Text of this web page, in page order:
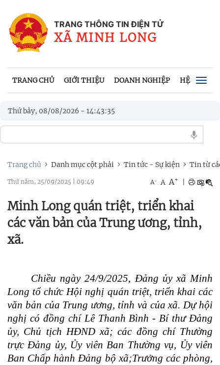
TRANG THÔNG TIN ĐIỆN TỬ
XÃ MINH LONG
TRANG CHỦ GIỚI THIỆU DOANH NGHIỆP HỆ THỐNG
Thứ bảy, 08/08/2026 - 14:43:37
Trang chủ Danh mục cột phải Tin tức - Sự kiện Tin từ
Thứ năm, 25/09/2025 09:49 A- A A+
Minh Long quán triệt, triển khai
các văn bản của Trung ương, tỉnh,
xã.
Chiều ngày 24/9/2025, Đảng ủy xã Minh
Long tổ chức Hội nghị quán triệt, triển khai các
văn bản của Trung ương, tỉnh và của xã. Dự hội
nghị có đồng chí Lê Thanh Bình - Bí thư Đảng
ủy, Chủ tịch HĐND xã; các đồng chí Thường
trực Đảng ủy, Ủy viên Ban Thường vụ, Ủy viên
Ban Chấp hành Đảng bộ xã;Trưởng các phòng,